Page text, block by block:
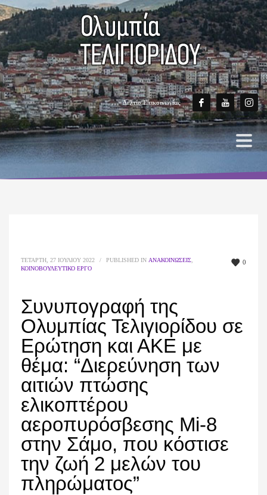
Δελτίο Επικοινωνίας
0
ΤΕΤΆΡΤΗ, 27 ΙΟΥΛΊΟΥ 2022 / PUBLISHED IN ΑΝΑΚΟΙΝΏΣΕΙΣ
ΚΟΙΝΟΒΟΥΛΕΥΤΙΚΌ ΈΡΓΟ
Συνυπογραφή της
Ολυμπίας Τελιγιορίδου σε
Ερώτηση και ΑΚΕ με
θέμα: “Διερεύνηση των
αιτιών πτώσης
ελικοπτέρου
αεροπυρόσβεσης Mi-8
στην Σάμο, που κόστισε
την ζωή 2 μελών του
πληρώματος”